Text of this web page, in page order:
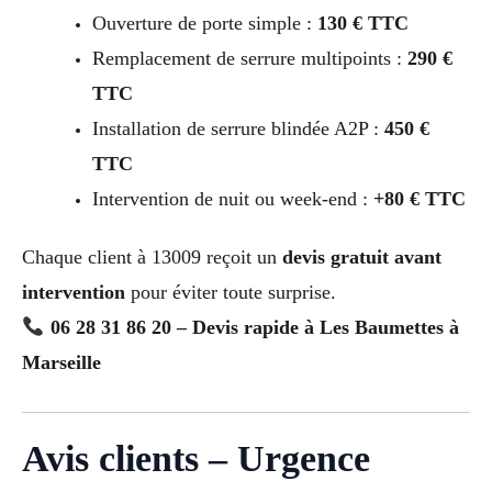
Ouverture de porte simple : 130 € TTC
Remplacement de serrure multipoints : 290 €
TTC
Installation de serrure blindée A2P : 450 €
TTC
Intervention de nuit ou week-end : +80 € TTC
Chaque client à 13009 reçoit un devis gratuit avant
intervention pour éviter toute surprise.
06 28 31 86 20 – Devis rapide à Les Baumettes à
Marseille
Avis clients – Urgence